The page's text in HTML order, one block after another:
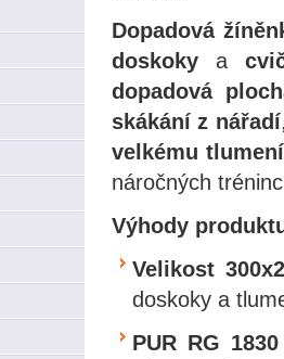
Dopadová
doskoky a
dopadová
skákání z nářadí
velkému tlumení
náročných
Výhody
Velikost
doskoky a
PUR RG 1830